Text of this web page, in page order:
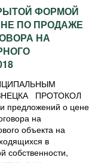
ФОРМОЙ
ПО ПРОДАЖЕ
НА
ПРОТОКОЛ
предложений о цене
на
объекта на
в
собственности,